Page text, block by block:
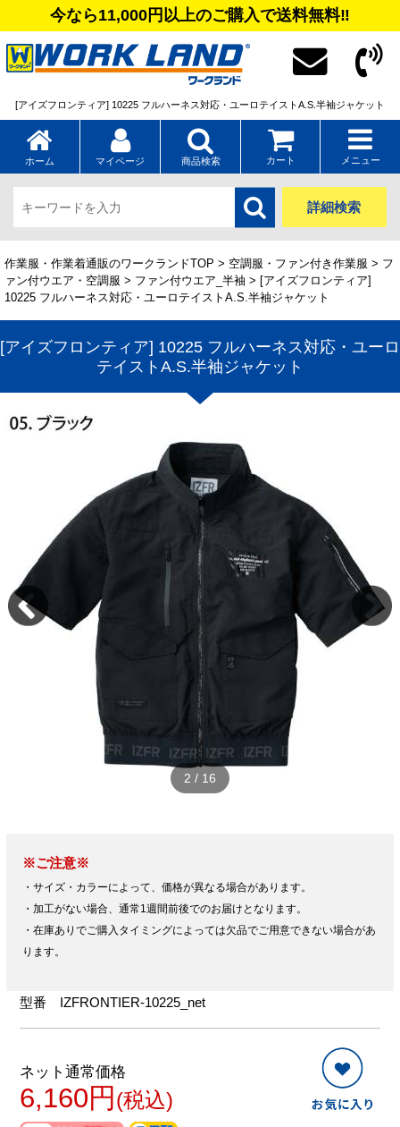
今なら11,000円以上のご購入で送料無料‼
[アイズフロンティア] 10225 フルハーネス対応・ユーロテイストA.S.半袖ジャケット
ホーム マイページ 商品検索 カート メニュー
詳細検索
作業服・作業着通販のワークランドTOP > 空調服・ファン付き作業服 > フ
ァン付ウエア・空調服 > ファン付ウエア_半袖 > [アイズフロンティア]
10225 フルハーネス対応・ユーロテイストA.S.半袖ジャケット
[アイズフロンティア] 10225 フルハーネス対応・ユーロ
テイストA.S.半袖ジャケット
2 / 16
※ご注意※
・サイズ・カラーによって、価格が異なる場合があります。
・加工がない場合、通常1週間前後でのお届けとなります。
・在庫ありでご購入タイミングによっては欠品でご用意できない場合があ
ります。
型番 IZFRONTIER-10225_net
ネット通常価格
6,160円 (税込)